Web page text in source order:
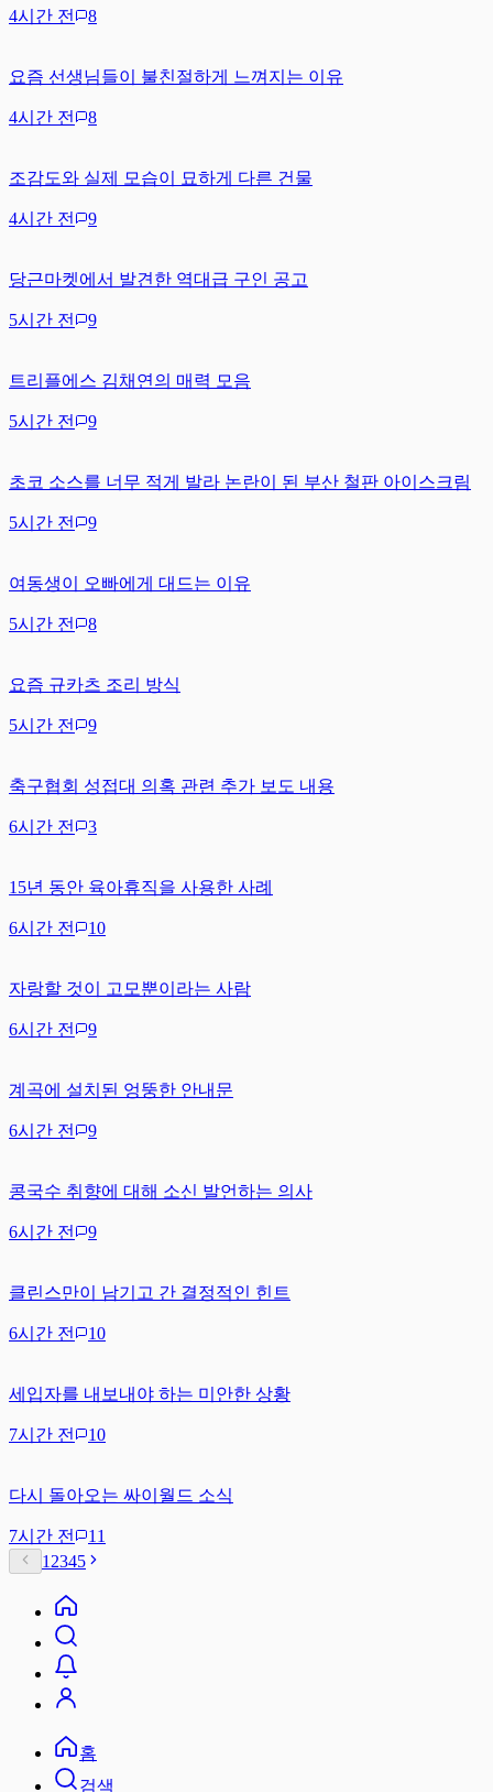
4시간 전 8
요즘 선생님들이 불친절하게 느껴지는 이유
4시간 전 8
조감도와 실제 모습이 묘하게 다른 건물
4시간 전 9
당근마켓에서 발견한 역대급 구인 공고
5시간 전 9
트리플에스 김채연의 매력 모음
5시간 전 9
초코 소스를 너무 적게 발라 논란이 된 부산 철판 아이스크림
5시간 전 9
여동생이 오빠에게 대드는 이유
5시간 전 8
요즘 규카츠 조리 방식
5시간 전 9
축구협회 성접대 의혹 관련 추가 보도 내용
6시간 전 3
15년 동안 육아휴직을 사용한 사례
6시간 전 10
자랑할 것이 고모뿐이라는 사람
6시간 전 9
계곡에 설치된 엉뚱한 안내문
6시간 전 9
콩국수 취향에 대해 소신 발언하는 의사
6시간 전 9
클린스만이 남기고 간 결정적인 힌트
6시간 전 10
세입자를 내보내야 하는 미안한 상황
7시간 전 10
다시 돌아오는 싸이월드 소식
7시간 전
11
1 2345
홈
검색